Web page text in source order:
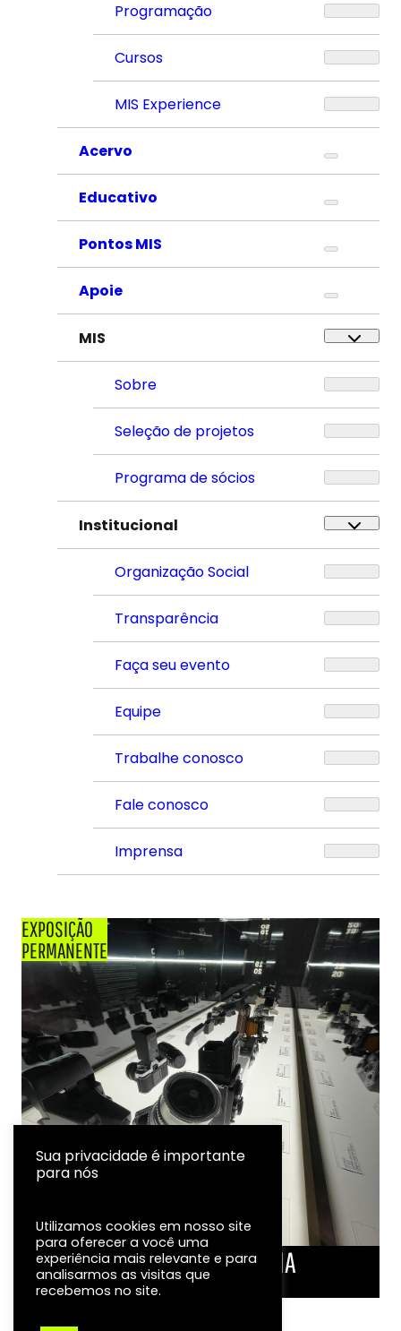
Programação
Cursos
MIS Experience
Acervo
Educativo
Pontos MIS
Apoie
MIS
Sobre
Seleção de projetos
Programa de sócios
Institucional
Organização Social
Transparência
Faça seu evento
Equipe
Trabalhe conosco
Fale conosco
Imprensa
EXPOSIÇÃO
PERMANENTE
LINHA DO TEMPO DA FOTOGRAFIA
EXPOSIÇÃO
Sua privacidade é importante
para nós
Utilizamos cookies em nosso site
para oferecer a você uma
experiência mais relevante e para
analisarmos as visitas que
recebemos no site.